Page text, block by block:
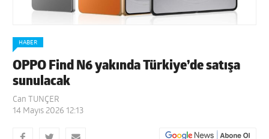
HABER
OPPO Find N6 yakında Türkiye’de satışa
sunulacak
Can TUNÇER
14 Mayıs 2026 12:13